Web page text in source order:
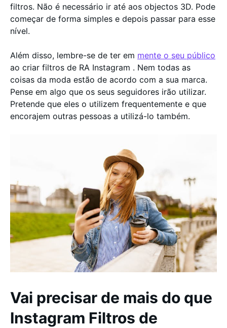
filtros. Não é necessário ir até aos objectos 3D. Pode
começar de forma simples e depois passar para esse
nível.
Além disso, lembre-se de ter em mente o seu público
ao criar filtros de RA Instagram . Nem todas as
coisas da moda estão de acordo com a sua marca.
Pense em algo que os seus seguidores irão utilizar.
Pretende que eles o utilizem frequentemente e que
encorajem outras pessoas a utilizá-lo também.
Vai precisar de mais do que
Instagram Filtros de